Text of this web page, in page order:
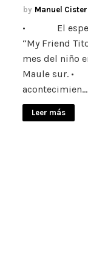
Manuel
• El
“My Friend
mes del niño
Maule sur.
acontecimien…
Leer más